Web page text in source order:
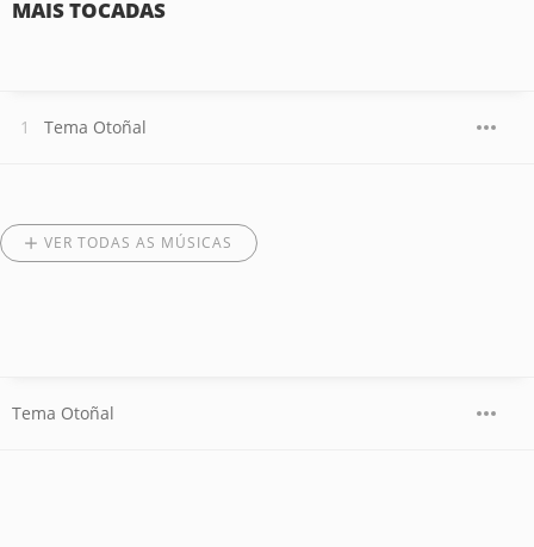
MAIS TOCADAS
Tema Otoñal
VER TODAS AS MÚSICAS
Tema Otoñal